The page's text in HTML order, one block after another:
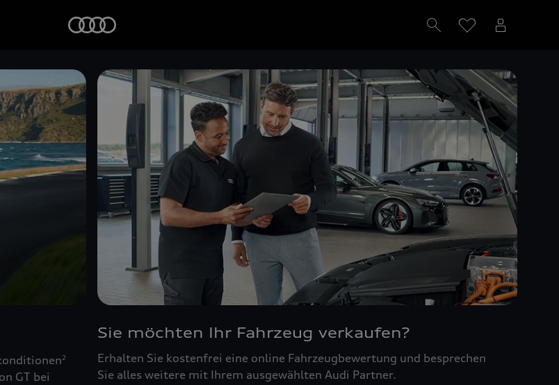
2
GT bei
Sie möchten Ihr Fahrzeug verkaufen?
Erhalten Sie kostenfrei eine online Fahrzeugbewertung und besprechen
Sie alles weitere mit Ihrem ausgewählten Audi Partner.